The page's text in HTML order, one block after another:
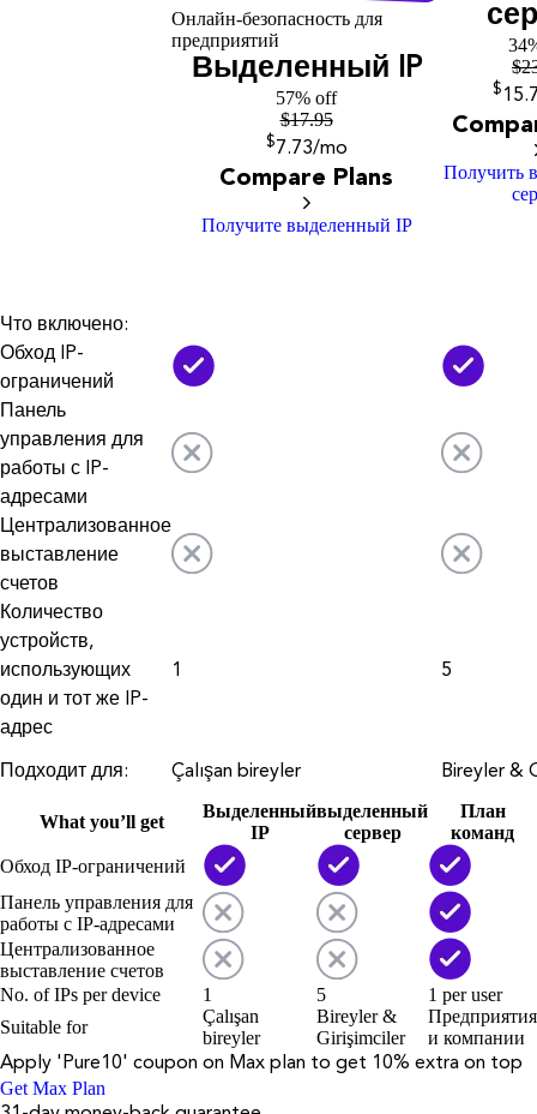
Онлайн-безопасность для
предприятий
Выделенный IP
57% off
$17.95
$ 7.73/mo
Compare Plans
Получите выделенный IP
$
$ 15
Получить
Что включено:
Обход IP-
ограничений
Панель
управления для
работы с IP-
адресами
Централизованное
выставление
счетов
Количество
устройств,
использующих
один и тот же IP-
адрес
1 5
Подходит для: Çalışan bireyler Bireyler &
What you’ll get
Выделенный
IP
выделенный
сервер
План
команд
Обход IP-ограничений
Панель управления для
работы с IP-адресами
Централизованное
выставление счетов
No. of IPs per device
1 5
1 per user
Suitable for
Çalışan
bireyler
Bireyler &
Girişimciler
Предприятия
и компании
Apply 'Pure10' coupon on Max plan to get 10% extra on top
Get Max Plan